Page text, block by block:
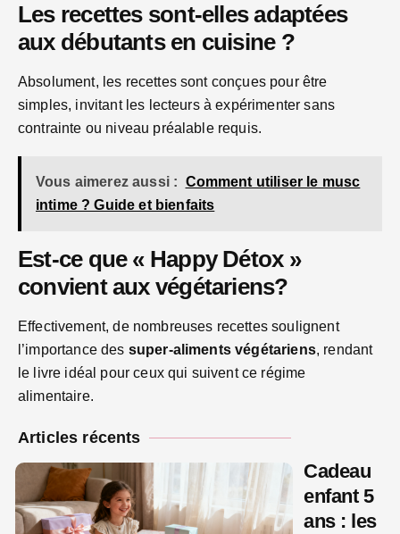
Les recettes sont-elles adaptées
aux débutants en cuisine ?
Absolument, les recettes sont conçues pour être
simples, invitant les lecteurs à expérimenter sans
contrainte ou niveau préalable requis.
Vous aimerez aussi : Comment utiliser le musc
intime ? Guide et bienfaits
Est-ce que « Happy Détox »
convient aux végétariens?
Effectivement, de nombreuses recettes soulignent
l’importance des super-aliments végétariens, rendant
le livre idéal pour ceux qui suivent ce régime
alimentaire.
Articles récents
Cadeau
enfant 5
ans : les